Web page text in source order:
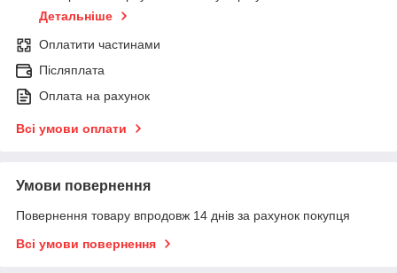
Детальніше
Оплатити частинами
Післяплата
Оплата на рахунок
Всі умови оплати
Умови повернення
Повернення товару впродовж 14 днів за рахунок покупця
Всі умови повернення